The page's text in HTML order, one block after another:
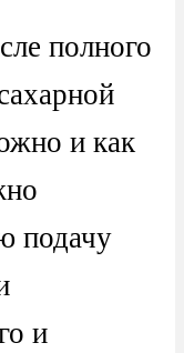
полного
и как
подачу
и